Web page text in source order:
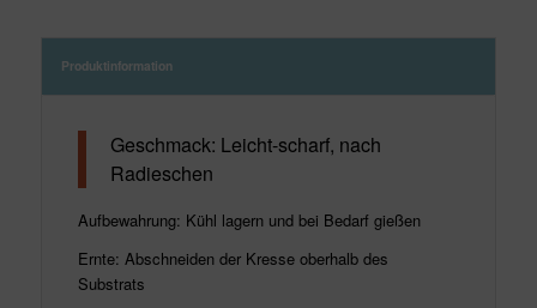
Produktinformation
Geschmack: Leicht-scharf, nach
Radieschen
Aufbewahrung: Kühl lagern und bei Bedarf gießen
Ernte: Abschneiden der Kresse oberhalb des
Substrats